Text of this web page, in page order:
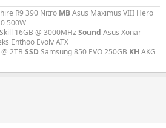
R9 390 Nitro MBAsus Maximus VIII Hero
500W
16GB @ 3000MHz Sound Asus Xonar
Enthoo Evolv ATX
2TB SSD Samsung 850 EVO 250GB KH AKG